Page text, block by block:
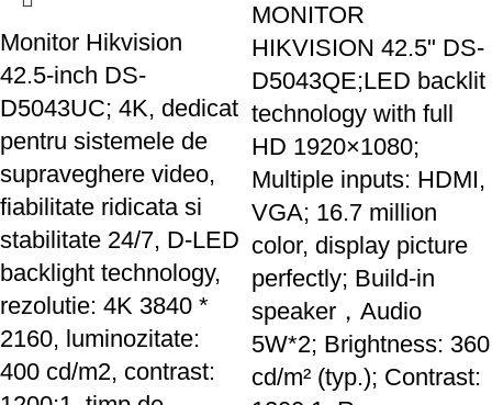
Monitor Hikvision
42.5-inch DS-
D5043UC; 4K, dedicat
pentru sistemele de
supraveghere video,
fiabilitate ridicata si
stabilitate 24/7, D-LED
backlight technology,
rezolutie: 4K 3840 *
2160, luminozitate:
400 cd/m2, contrast:
MONITOR
HIKVISION 42.5" DS-
D5043QE;LED backlit
technology with full
HD 1920×1080;
Multiple inputs: HDMI,
VGA; 16.7 million
color, display picture
perfectly; Build-in
speaker，Audio
5W*2; Brightness: 360
cd/m² (typ.); Contrast: